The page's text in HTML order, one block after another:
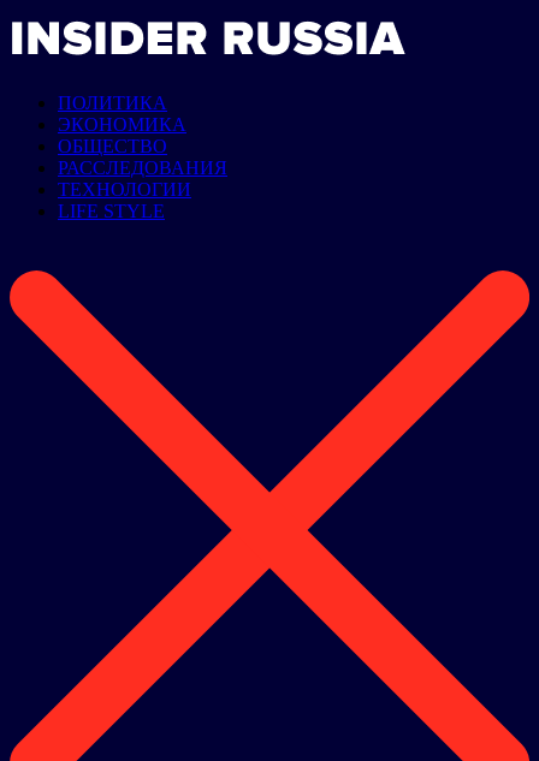
ПОЛИТИКА
ЭКОНОМИКА
ОБЩЕСТВО
РАССЛЕДОВАНИЯ
ТЕХНОЛОГИИ
LIFE STYLE